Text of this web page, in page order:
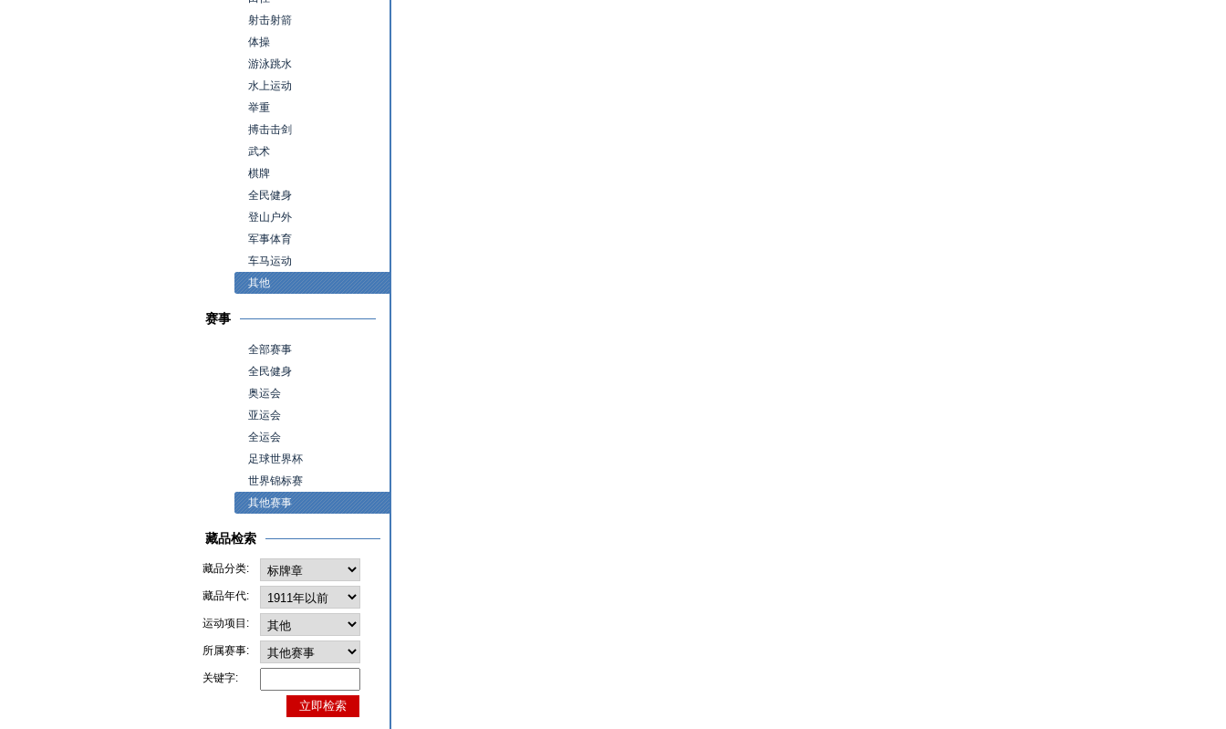
射击射箭
体操
游泳跳水
水上运动
举重
搏击击剑
武术
棋牌
全民健身
登山户外
军事体育
车马运动
其他
赛事
全部赛事
全民健身
奥运会
亚运会
全运会
足球世界杯
世界锦标赛
其他赛事
藏品检索
藏品分类:
藏品年代:
运动项目:
所属赛事:
关键字: